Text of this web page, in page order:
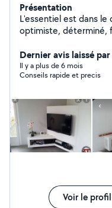
Présentation
L'essentiel est dans le détail "Mes qualités
optimiste, déterminé,
de bois - Tonte de pelouses ,Taille
Débroussaillage -
jardin
Dernier avis laissé
Il y a plus de 6 mois
Conseils rapide et precis
Voir le profil